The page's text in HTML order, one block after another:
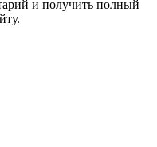
и получить полный